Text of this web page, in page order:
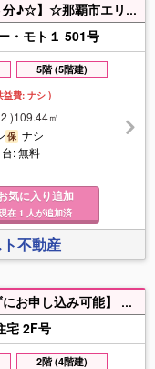
【☆沖縄都市モノレール壷川駅まで徒歩６分♪☆】☆那覇市エリアで新生活を始めてみませんか？縦列区画に車両２台駐車可能♪お問い合わせはホーム２１トラスト不動産まで♪お気軽にお問い合わせ下さい♪お早目に♪☆
・モト１ 501号
5階 (5階建)
益費:ナシ )
)109.44㎡
保 ナシ
: 無料
気に入り追加
在 1 人が追加済
不動産
【内覧予約電話にて受付開始！★内覧せずにお申し込み可能】 ゆいレール壷川駅まで徒歩7分♪ スーパー徒歩２分・コンビニまで徒歩１分
宅 2F号
2階 (4階建)